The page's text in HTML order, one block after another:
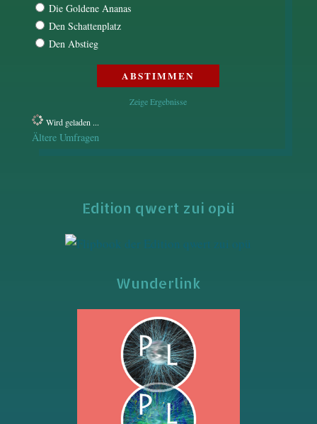
Die Goldene Ananas
Den Schattenplatz
Den Abstieg
Zeige Ergebnisse
Wird geladen ...
Ältere Umfragen
Edition qwert zui opü
Wunderlink